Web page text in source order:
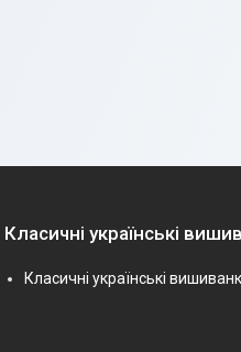
Класичні українські
Класичні українські